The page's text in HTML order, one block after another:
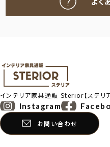
インテリア家具通販Sterior【ステリア
Instagram
お問い合わせ